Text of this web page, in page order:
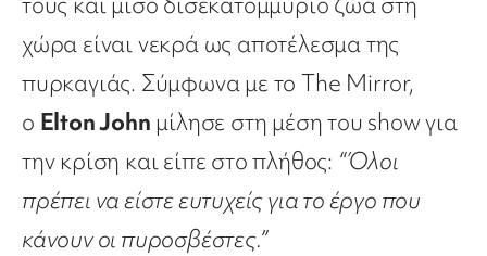
χώρα είναι νεκρά ως αποτέλεσμα της
πυρκαγιάς. Σύμφωνα με το The Mirror,
ο Elton John μίλησε στη μέση του show για
την κρίση και είπε στο πλήθος: “Όλοι
πρέπει να είστε ευτυχείς για το έργο που
κάνουν οι πυροσβέστες.”